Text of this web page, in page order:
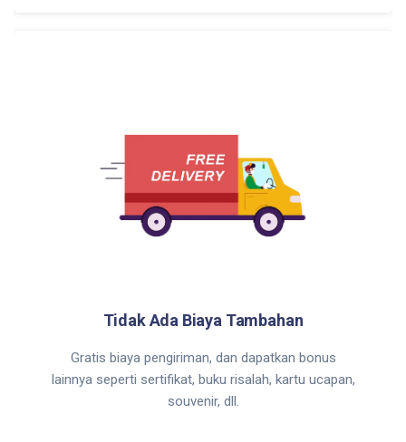
Tidak Ada Biaya Tambahan
Gratis biaya pengiriman, dan dapatkan bonus
lainnya seperti sertifikat, buku risalah, kartu ucapan,
souvenir, dll.